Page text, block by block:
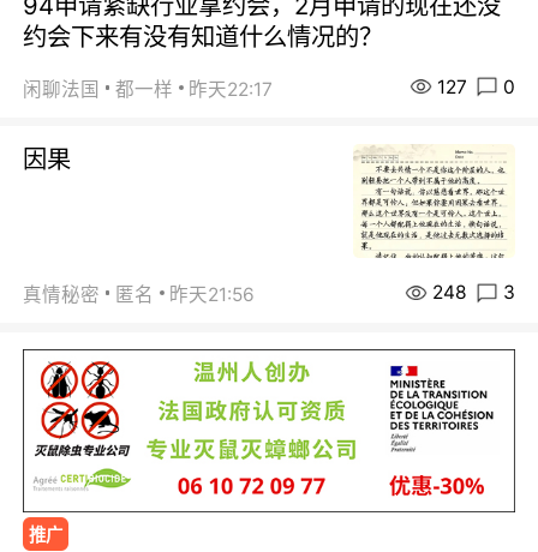
约会下来有没有知道什么情况的？
闲聊法国 都一样 昨天22:17 127 0
因果
真情秘密 匿名 昨天21:56 248 3
推广